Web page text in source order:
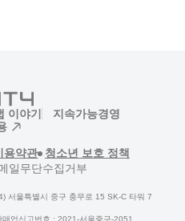
이야기
지속가능경영
)
용약관(새창)
청소년 보호 정책(새창)
)일무단수집거부
서울특별시 중구 충무로 15 SK-C 타워 7